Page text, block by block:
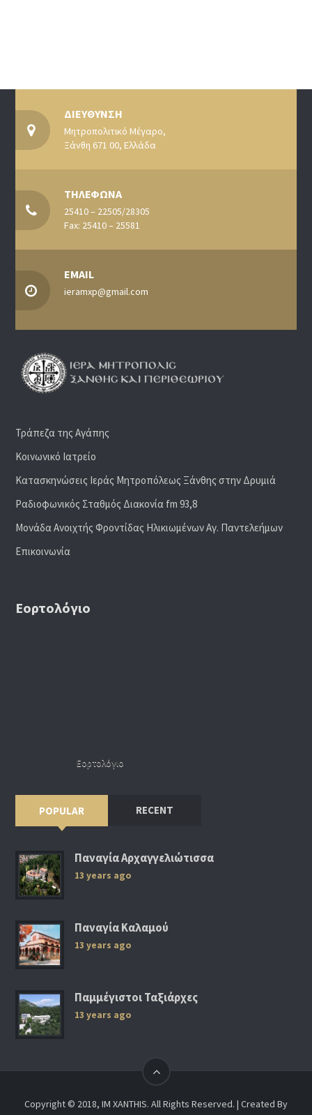
ΔΙΕΥΘΥΝΣΗ
Μητροπολιτικό Μέγαρο,
Ξάνθη 671 00, Ελλάδα
ΤΗΛΕΦΩΝΑ
25410 – 22505/28305
Fax: 25410 – 25581
EMAIL
ieramxp@gmail.com
Τράπεζα της Αγάπης
Κοινωνικό Ιατρείο
Κατασκηνώσεις Ιεράς Μητροπόλεως Ξάνθης στην Δρυμιά
Ραδιoφωνικός Σταθμός Διακονία fm 93,8
Μονάδα Ανοιχτής Φροντίδας Ηλικιωμένων Αγ. Παντελεήμων
Επικοινωνία
Εορτολόγιο
Εορτολόγιο
POPULAR RECENT
Παναγία Αρχαγγελιώτισσα
13 years ago
Παναγία Καλαμού
13 years ago
Παμμέγιστοι Ταξιάρχες
13 years ago
Copyright © 2018, IM XANTHIS. All Rights Reserved. | Created By